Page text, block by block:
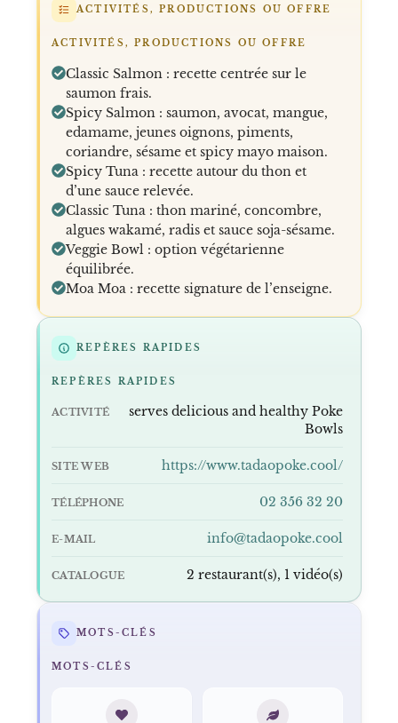
ACTIVITÉS, PRODUCTIONS OU OFFRE
ACTIVITÉS, PRODUCTIONS OU OFFRE
Classic Salmon : recette centrée sur le
saumon frais.
Spicy Salmon : saumon, avocat, mangue,
edamame, jeunes oignons, piments,
coriandre, sésame et spicy mayo maison.
Spicy Tuna : recette autour du thon et
d’une sauce relevée.
Classic Tuna : thon mariné, concombre,
algues wakamé, radis et sauce soja-sésame.
Veggie Bowl : option végétarienne
équilibrée.
Moa Moa : recette signature de l’enseigne.
REPÈRES RAPIDES
REPÈRES RAPIDES
ACTIVITÉ
serves delicious and healthy Poke
Bowls
SITE WEB https://www.tadaopoke.cool/
TÉLÉPHONE 02 356 32 20
E-MAIL info@tadaopoke.cool
CATALOGUE 2 restaurant(s), 1 vidéo(s)
MOTS-CLÉS
MOTS-CLÉS